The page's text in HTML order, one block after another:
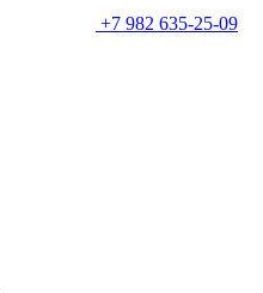
+7 982 635-25-09